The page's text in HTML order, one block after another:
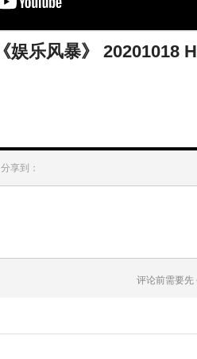
《娱乐风暴》 20201018
分享到：
评论前需要先